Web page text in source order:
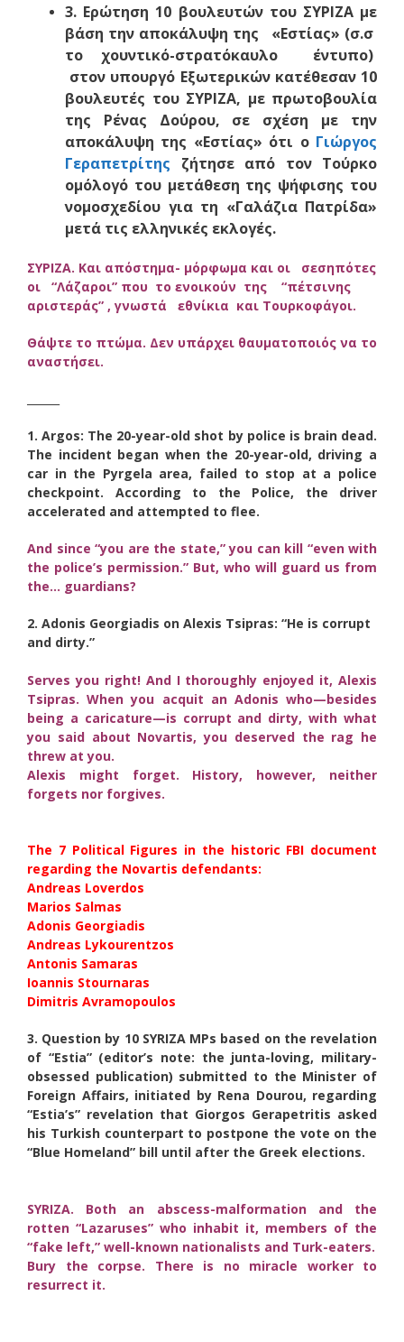
3. Ερώτηση 10 βουλευτών του ΣΥΡΙΖΑ με
βάση την αποκάλυψη της «Εστίας» (σ.σ
το χουντικό-στρατόκαυλο έντυπο)
στον υπουργό Εξωτερικών κατέθεσαν 10
βουλευτές του ΣΥΡΙΖΑ, με πρωτοβουλία
της Ρένας Δούρου, σε σχέση με την
αποκάλυψη της «Εστίας» ότι ο Γιώργος
Γεραπετρίτης ζήτησε από τον Τούρκο
ομόλογό του μετάθεση της ψήφισης του
νομοσχεδίου για τη «Γαλάζια Πατρίδα»
μετά τις ελληνικές εκλογές.
ΣΥΡΙΖΑ. Και απόστημα- μόρφωμα και οι σεσηπότες
οι “Λάζαροι” που το ενοικούν της “πέτσινης
αριστεράς” , γνωστά εθνίκια και Τουρκοφάγοι.
Θάψτε το πτώμα. Δεν υπάρχει θαυματοποιός να το
αναστήσει.
1. Argos: The 20-year-old shot by police is brain dead.
The incident began when the 20-year-old, driving a
car in the Pyrgela area, failed to stop at a police
checkpoint. According to the Police, the driver
accelerated and attempted to flee.
And since “you are the state,” you can kill “even with
the police’s permission.” But, who will guard us from
the… guardians?
2. Adonis Georgiadis on Alexis Tsipras: “He is corrupt
and dirty.”
Serves you right! And I thoroughly enjoyed it, Alexis
Tsipras. When you acquit an Adonis who—besides
being a caricature—is corrupt and dirty, with what
you said about Novartis, you deserved the rag he
threw at you.
Alexis might forget. History, however, neither
forgets nor forgives.
The 7 Political Figures in the historic FBI document
regarding the Novartis defendants:
Andreas Loverdos
Marios Salmas
Adonis Georgiadis
Andreas Lykourentzos
Antonis Samaras
Ioannis Stournaras
Dimitris Avramopoulos
3. Question by 10 SYRIZA MPs based on the revelation
of “Estia”(editor’s note: the junta-loving, military-
obsessed publication) submitted to the Minister of
Foreign Affairs, initiated by Rena Dourou, regarding
“Estia’s” revelation that Giorgos Gerapetritis asked
his Turkish counterpart to postpone the vote on the
“Blue Homeland” bill until after the Greek elections.
SYRIZA. Both an abscess-malformation and the
rotten “Lazaruses” who inhabit it, members of the
“fake left,” well-known nationalists and Turk-eaters.
Bury the corpse. There is no miracle worker to
resurrect it.